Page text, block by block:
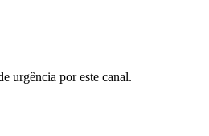
urgência por este canal.